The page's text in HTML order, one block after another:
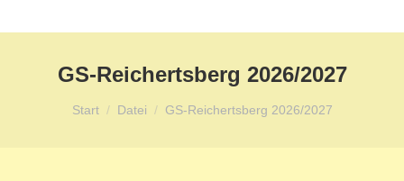
GS-Reichertsberg 2026/2027
Sie befinden sich hier:
Start Datei GS-Reichertsberg 2026/2027